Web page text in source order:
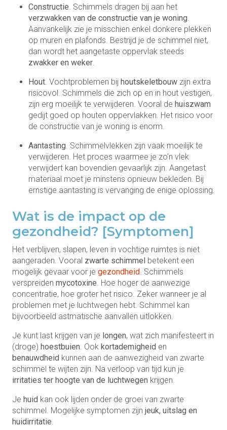
Constructie. Schimmels dragen bij aan het
verzwakken van de constructie van je woning.
Aanvankelijk zie je misschien enkel donkere plekken
op muren en plafonds. Bestrijd je de schimmel niet,
dan wordt het aangetaste oppervlak steeds
zwakker en weker.
Hout. Vochtproblemen bij houtskeletbouw zijn extra
risicovol. Schimmels die zich op en in hout vestigen,
zijn erg moeilijk te verwijderen. Vooral de huiszwam
gedijt goed op houten oppervlakken. Het risico voor
de constructie van je woning is enorm.
Aantasting. Schimmelvlekken zijn vaak moeilijk te
verwijderen. Het proces waarmee je zo’n vlek
verwijdert kan bovendien gevaarlijk zijn. Aangetast
materiaal moet je minstens opnieuw bekleden. Bij
ernstige aantasting is vervanging de enige oplossing.
Wat is de impact op de
gezondheid? [Symptomen]
Het verblijven, slapen, leven in vochtige ruimtes is niet
aangeraden. Vooral zwarte schimmel betekent een
mogelijk gevaar voor je gezondheid. Schimmels
verspreiden mycotoxine. Hoe hoger de aanwezige
concentratie, hoe groter het risico. Zeker wanneer je al
problemen met je luchtwegen hebt. Schimmel kan
bijvoorbeeld astmatische aanvallen uitlokken.
Je kunt last krijgen van je longen, wat zich manifesteert in
(droge) hoestbuien. Ook kortademigheid en
benauwdheid kunnen aan de aanwezigheid van zwarte
schimmel te wijten zijn. Na verloop van tijd kun je
irritaties ter hoogte van de luchtwegen krijgen.
Je huid kan ook lijden onder de groei van zwarte
schimmel. Mogelijke symptomen zijn jeuk, uitslag en
huidirritatie.